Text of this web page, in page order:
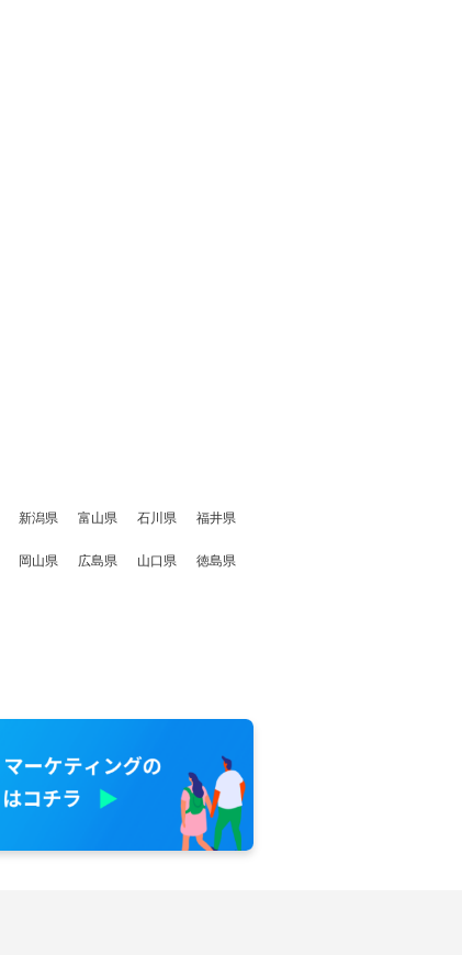
新潟県 富山県 石川県 福井県
岡山県 広島県 山口県 徳島県